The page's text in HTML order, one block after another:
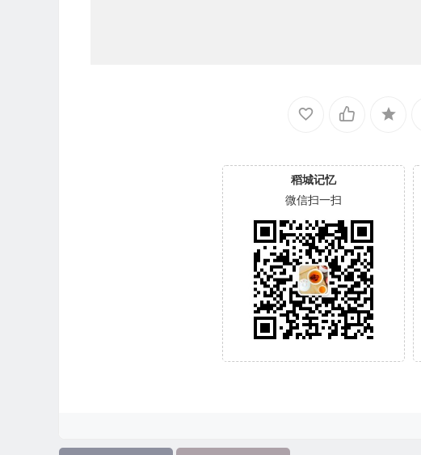
稻城记忆
微信扫一扫